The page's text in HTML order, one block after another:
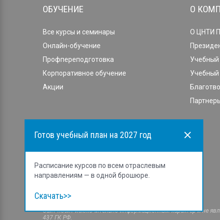
Готов учебный план на 2027 год
Расписание курсов по всем отраслевым
направлениям — в одной брошюре.
Скачать>>
ОБУЧЕНИЕ
Все курсы и семинары
Онлайн-обучение
Профпереподготовка
Корпоративное обучение
Акции
О
О ЦНТИ
Учебный
Учебный
Cайт носит исключительно информационный характер и не
437 ГК РФ.